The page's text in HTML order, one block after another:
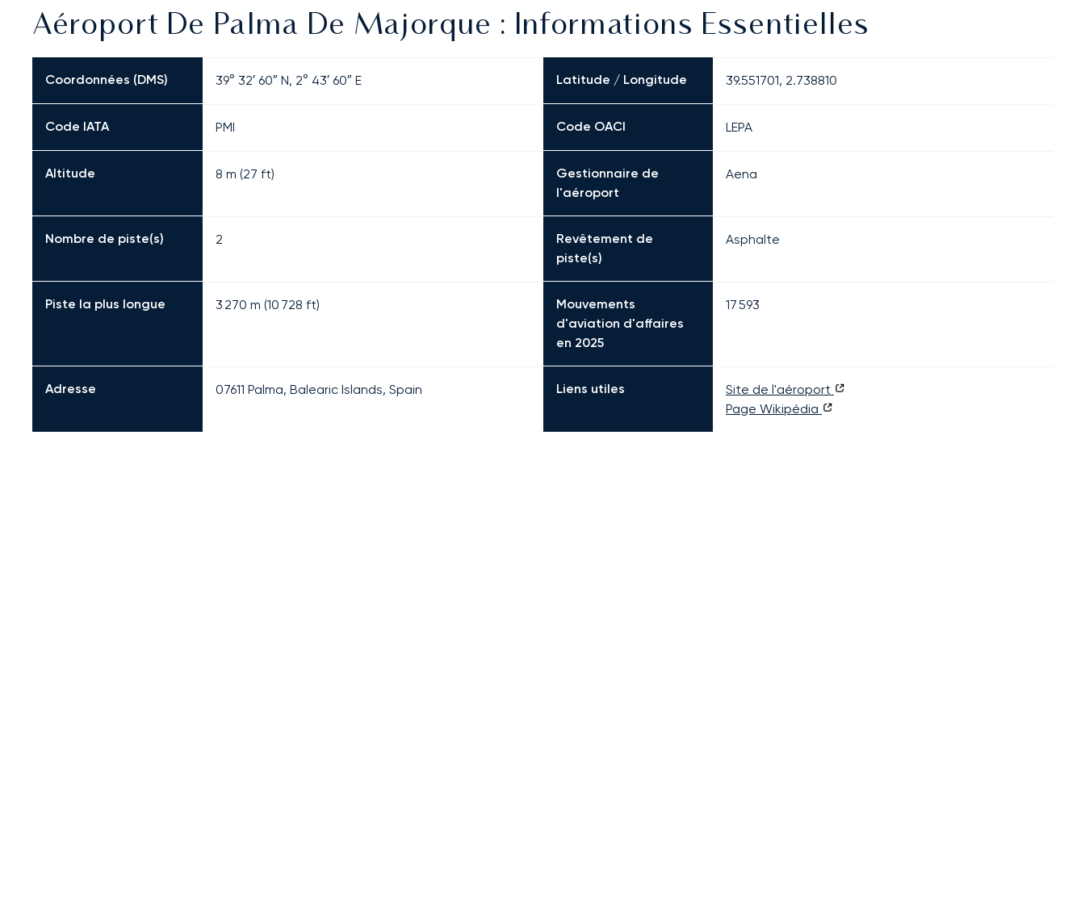
Aéroport De Palma De Majorque : Informations Essentielles
Coordonnées (DMS) 39° 32′ 60″ N, 2° 43′ 60″ E Latitude / Longitude 39.551701, 2.738810
Code IATA PMI Code OACI LEPA
Altitude 8 m (27 ft)
Gestionnaire de
l'aéroport
Aena
Nombre de piste(s) 2
Revêtement de
piste(s)
Asphalte
Piste la plus longue 3 270 m (10 728 ft)
Mouvements
d'aviation d'affaires
en 2025
17 593
Adresse 07611 Palma, Balearic Islands, Spain Liens utiles
Site de l'aéroport
Page Wikipédia